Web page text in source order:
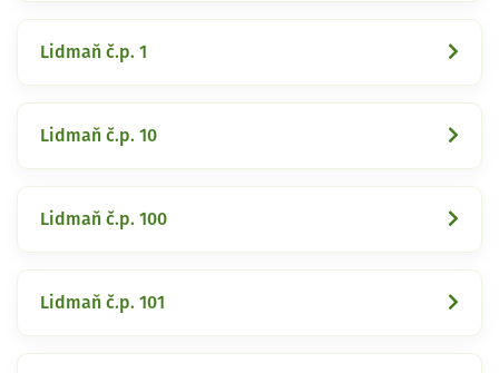
Lidmaň č.p. 1
Lidmaň č.p. 10
Lidmaň č.p. 100
Lidmaň č.p. 101